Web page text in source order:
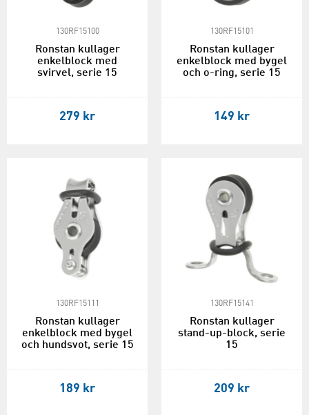
130RF15100
Ronstan kullager
enkelblock med
svirvel, serie 15
279 kr
130RF15101
Ronstan kullager
enkelblock med bygel
och o-ring, serie 15
149 kr
130RF15111
Ronstan kullager
enkelblock med bygel
och hundsvot, serie 15
189 kr
130RF15141
Ronstan kullager
stand-up-block, serie
15
209 kr